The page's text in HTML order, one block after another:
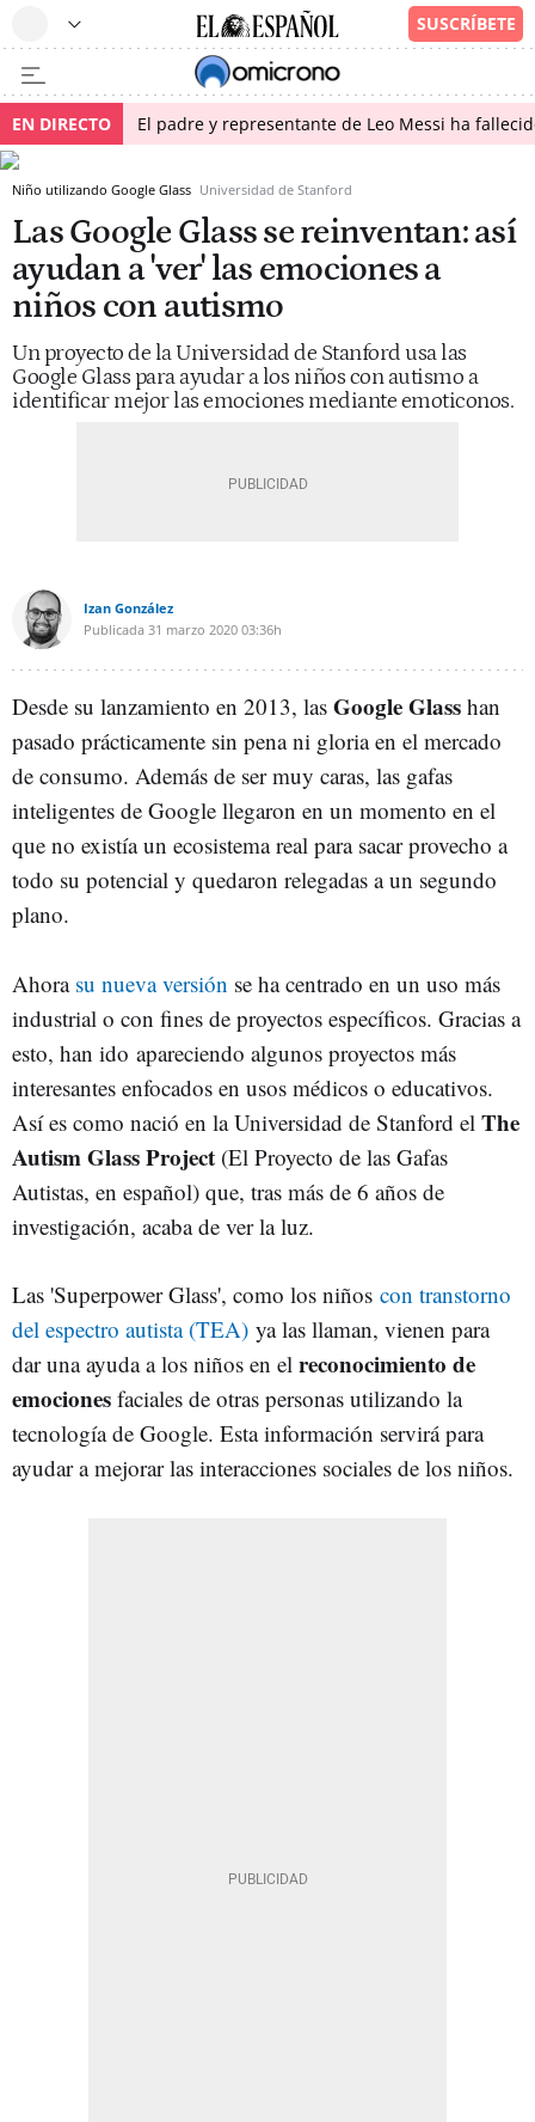
EN DIRECTO El padre y representante de Leo Messi ha
Niño utilizando Google Glass Universidad de Stanford
Las Google Glass se reinventan: así
ayudan a 'ver' las emociones a
niños con autismo
Un proyecto de la Universidad de Stanford usa las
Google Glass para ayudar a los niños con autismo a
identificar mejor las emociones mediante emoticonos.
Izan González
Publicada 31 marzo 2020 03:36h
Desde su lanzamiento en 2013, las Google Glass han
pasado prácticamente sin pena ni gloria en el mercado
de consumo. Además de ser muy caras, las gafas
inteligentes de Google llegaron en un momento en el
que no existía un ecosistema real para sacar provecho a
todo su potencial y quedaron relegadas a un segundo
plano.
Ahora su nueva versión se ha centrado en un uso más
industrial o con fines de proyectos específicos. Gracias a
esto, han ido apareciendo algunos proyectos más
interesantes enfocados en usos médicos o educativos.
Así es como nació en la Universidad de Stanford el The
Autism Glass Project (El Proyecto de las Gafas
Autistas, en español) que, tras más de 6 años de
investigación, acaba de ver la luz.
Las 'Superpower Glass', como los niños con transtorno
del espectro autista (TEA) ya las llaman, vienen para
dar una ayuda a los niños en el reconocimiento de
emociones faciales de otras personas utilizando la
tecnología de Google. Esta información servirá para
ayudar a mejorar las interacciones sociales de los niños.